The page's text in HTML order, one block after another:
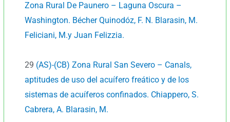
Zona Rural De Paunero – Laguna Oscura –
Washington. Bécher Quinodóz, F. N. Blarasin, M.
Feliciani, M.y Juan Felizzia.
29 (AS)-(CB) Zona Rural San Severo – Canals,
aptitudes de uso del acuífero freático y de los
sistemas de acuíferos confinados. Chiappero, S.
Cabrera, A. Blarasin, M.